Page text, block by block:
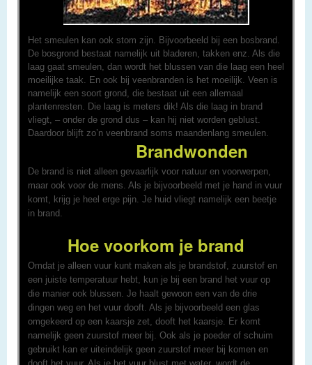
Het smeulen kan ook stom zijn. Bijvoorbeeld bij een bosbrand.
De bosgrond bestaat namelijk uit bladeren, takken enz. Als die
laag gaat smeulen, dan wordt het blussen van die laag een heel
moeilijke taak. En ook bij veenbranden is het moeilijk. Veen is
namelijk een soort grond, die bestaat uit een allemaal
plantenresten. Die laag is meters dik! Als die laag in brand
vliegt, – onder de grond dus – kan hij niet worden geblust.
Daardoor blijft zo’n veenbrand soms maandenlang smeulen.
Brandwonden
De brand is niet alleen gevaarlijk voor natuur en voorwerpen,
maar ook voor de mens. Als je bijvoorbeeld met je hand in vuur
komt, krijg je heel erge pijn. Je huid vliegt namelijk een beetje
in brand.
Hoe voorkom je brand
Omdat je alleen vuur kunt maken als je brandstof, zuurstof en
een juiste temperatuur hebt, kun je bij een brand het vuur op
die manier ook blussen. Je haalt gewoon een van de drie
dingen weg en het vuur dooft. Als je bijvoorbeeld een glas
omgekeerd op een kaarsje zet, dooft het kaarsje. Er komt
namelijk geen zuurstof meer bij. Ook als je poeder of schuim
gebruikt kan er uiteindelijk geen zuurstof meer bij komen en